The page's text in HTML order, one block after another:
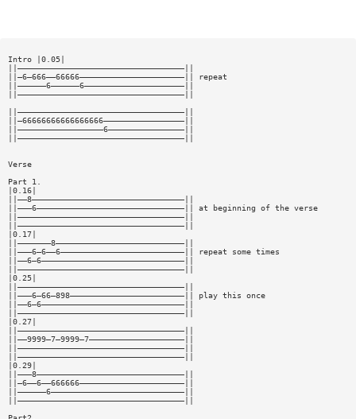
Intro |0.05|
||———————————————————————————————————||
||—6—666——66666——————————————————————|| repeat
||——————6——————6—————————————————————||
||———————————————————————————————————||
||———————————————————————————————————||
||—66666666666666666—————————————————||
||——————————————————6————————————————||
||———————————————————————————————————||
Verse
Part 1.
|0.16|
||——8————————————————————————————————||
||———6———————————————————————————————|| at beginning of the verse
||———————————————————————————————————||
||———————————————————————————————————||
|0.17|
||———————8———————————————————————————||
||———6—6——6——————————————————————————|| repeat some times
||——6—6——————————————————————————————||
||———————————————————————————————————||
|0.25|
||———————————————————————————————————||
||———6—66—898————————————————————————|| play this once
||——6—6——————————————————————————————||
||———————————————————————————————————||
|0.27|
||———————————————————————————————————||
||——9999—7—9999—7————————————————————||
||———————————————————————————————————||
||———————————————————————————————————||
|0.29|
||———8———————————————————————————————||
||—6——6——666666——————————————————————||
||——————6————————————————————————————||
||———————————————————————————————————||